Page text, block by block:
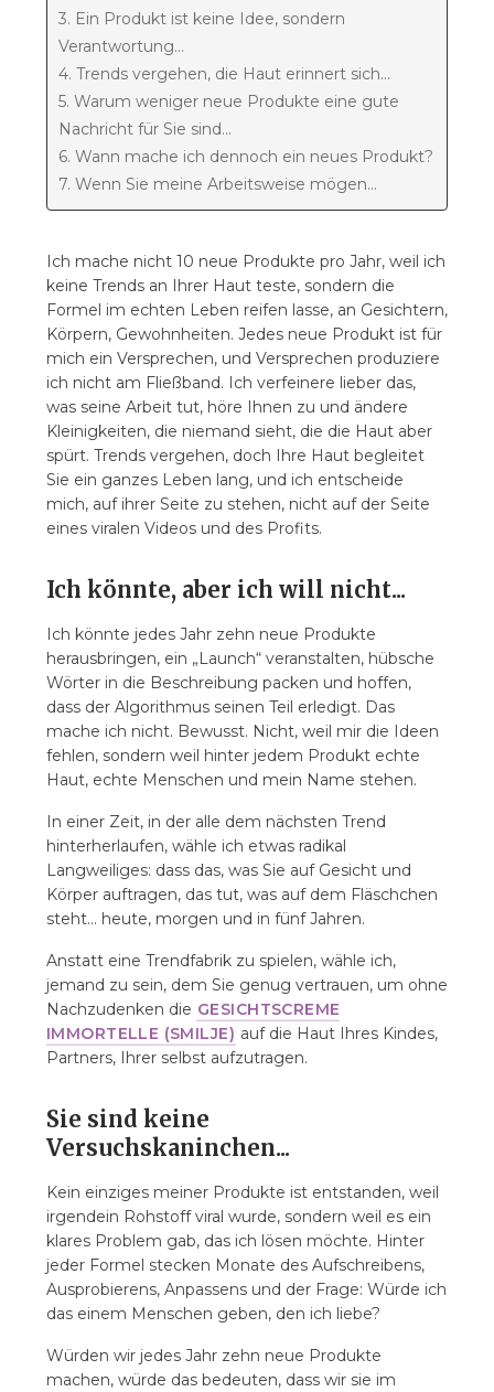
3. Ein Produkt ist keine Idee, sondern
Verantwortung...
4. Trends vergehen, die Haut erinnert sich...
5. Warum weniger neue Produkte eine gute
Nachricht für Sie sind...
6. Wann mache ich dennoch ein neues Produkt?
7. Wenn Sie meine Arbeitsweise mögen…
Ich mache nicht 10 neue Produkte pro Jahr, weil ich
keine Trends an Ihrer Haut teste, sondern die
Formel im echten Leben reifen lasse, an Gesichtern,
Körpern, Gewohnheiten. Jedes neue Produkt ist für
mich ein Versprechen, und Versprechen produziere
ich nicht am Fließband. Ich verfeinere lieber das,
was seine Arbeit tut, höre Ihnen zu und ändere
Kleinigkeiten, die niemand sieht, die die Haut aber
spürt. Trends vergehen, doch Ihre Haut begleitet
Sie ein ganzes Leben lang, und ich entscheide
mich, auf ihrer Seite zu stehen, nicht auf der Seite
eines viralen Videos und des Profits.
Ich könnte, aber ich will nicht...
Ich könnte jedes Jahr zehn neue Produkte
herausbringen, ein „Launch“ veranstalten, hübsche
Wörter in die Beschreibung packen und hoffen,
dass der Algorithmus seinen Teil erledigt. Das
mache ich nicht. Bewusst. Nicht, weil mir die Ideen
fehlen, sondern weil hinter jedem Produkt echte
Haut, echte Menschen und mein Name stehen.
In einer Zeit, in der alle dem nächsten Trend
hinterherlaufen, wähle ich etwas radikal
Langweiliges: dass das, was Sie auf Gesicht und
Körper auftragen, das tut, was auf dem Fläschchen
steht... heute, morgen und in fünf Jahren.
Anstatt eine Trendfabrik zu spielen, wähle ich,
jemand zu sein, dem Sie genug vertrauen, um ohne
Nachzudenken die GESICHTSCREME
IMMORTELLE (SMILJE) auf die Haut Ihres Kindes,
Partners, Ihrer selbst aufzutragen.
Sie sind keine
Versuchskaninchen...
Kein einziges meiner Produkte ist entstanden, weil
irgendein Rohstoff viral wurde, sondern weil es ein
klares Problem gab, das ich lösen möchte. Hinter
jeder Formel stecken Monate des Aufschreibens,
Ausprobierens, Anpassens und der Frage: Würde ich
das einem Menschen geben, den ich liebe?
Würden wir jedes Jahr zehn neue Produkte
machen, würde das bedeuten, dass wir sie im